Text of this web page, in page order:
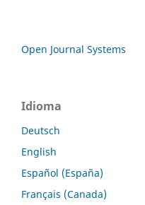
Open Journal Systems
Idioma
Deutsch
English
Español (España)
Français (Canada)